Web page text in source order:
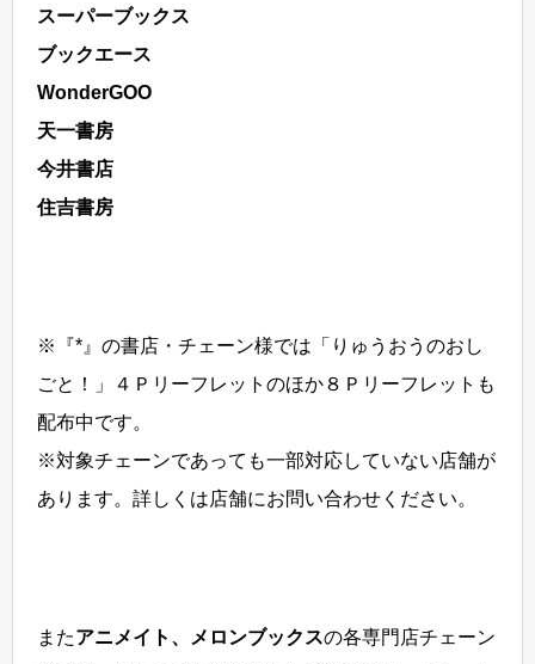
スーパーブックス
ブックエース
WonderGOO
天一書房
今井書店
住吉書房
※『*』の書店・チェーン様では「りゅうおうのおし
ごと！」４Ｐリーフレットのほか８Ｐリーフレットも
配布中です。
※対象チェーンであっても一部対応していない店舗が
あります。詳しくは店舗にお問い合わせください。
またアニメイト、メロンブックスの各専門店チェーン